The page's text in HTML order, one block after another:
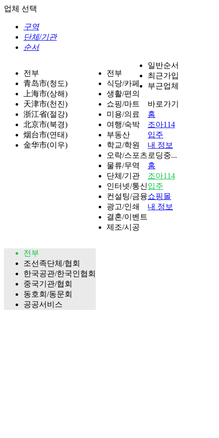
업체 선택
구역
단체/기관
순서
전부
青岛市(청도)
上海市(상해)
天津市(천진)
浙江省(절강)
北京市(북경)
烟台市(연태)
金华市(이우)
전부
식당/카페
생활/편의
쇼핑/마트
미용/의료
여행/숙박
부동산
학교/학원
오락/스포츠
물류/무역
단체/기관
인터넷/통신
컨설팅/금융
광고/인쇄
결혼/이벤트
제조/시공
전부
조선족단체/협회
한국공관/한국인협회
중국기관/협회
동호회/동문회
공공서비스
일반순서
최근가입
부근업체
바로가기
홈
조아114
입주
내 정보
로딩중...
홈
조아114
입주
쇼핑몰
내 정보